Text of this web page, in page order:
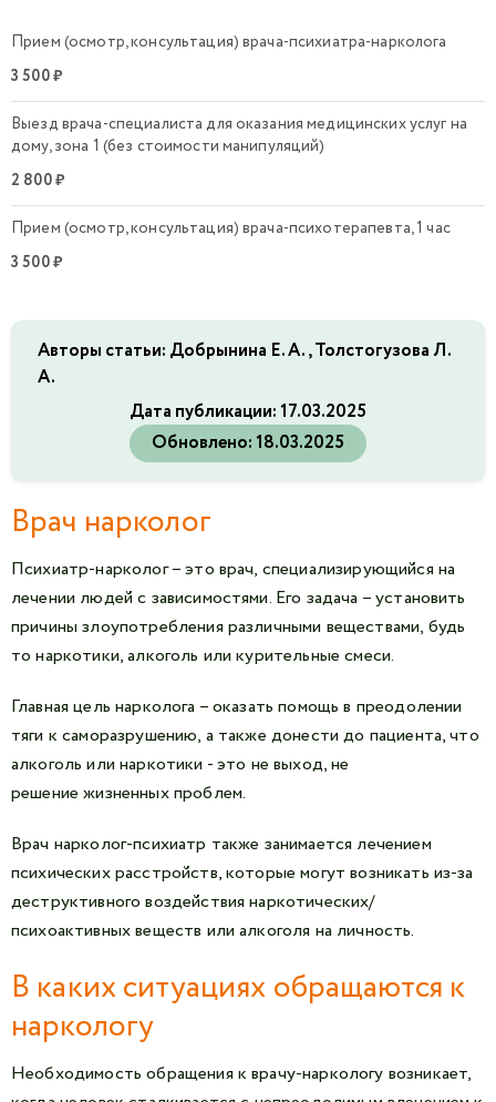
Прием (осмотр, консультация) врача-психиатра-нарколога
3 500 ₽
Выезд врача-специалиста для оказания медицинских услуг на
дому, зона 1 (без стоимости манипуляций)
2 800 ₽
Прием (осмотр, консультация) врача-психотерапевта, 1 час
3 500 ₽
Авторы статьи: Добрынина Е. А., Толстогузова Л.
А.
Дата публикации:17.03.2025
Обновлено:18.03.2025
Врач нарколог
Психиатр-нарколог – это врач, специализирующийся на
лечении людей с зависимостями. Его задача – установить
причины злоупотребления различными веществами, будь
то наркотики, алкоголь или курительные смеси.
Главная цель нарколога – оказать помощь в преодолении
тяги к саморазрушению, а также донести до пациента, что
алкоголь или наркотики - это не выход, не
решение жизненных проблем.
Врач нарколог-психиатр также занимается лечением
психических расстройств, которые могут возникать из-за
деструктивного воздействия наркотических/
психоактивных веществ или алкоголя на личность.
В каких ситуациях обращаются к
наркологу
Необходимость обращения к врачу-наркологу возникает,